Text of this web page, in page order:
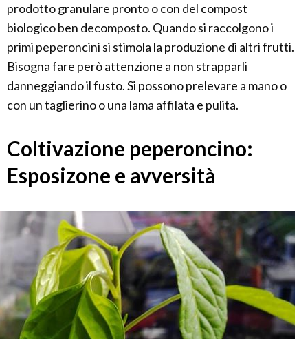
prodotto granulare pronto o con del compost
biologico ben decomposto. Quando si raccolgono i
primi peperoncini si stimola la produzione di altri frutti.
Bisogna fare però attenzione a non strapparli
danneggiando il fusto. Si possono prelevare a mano o
con un taglierino o una lama affilata e pulita.
Coltivazione peperoncino:
Esposizone e avversità